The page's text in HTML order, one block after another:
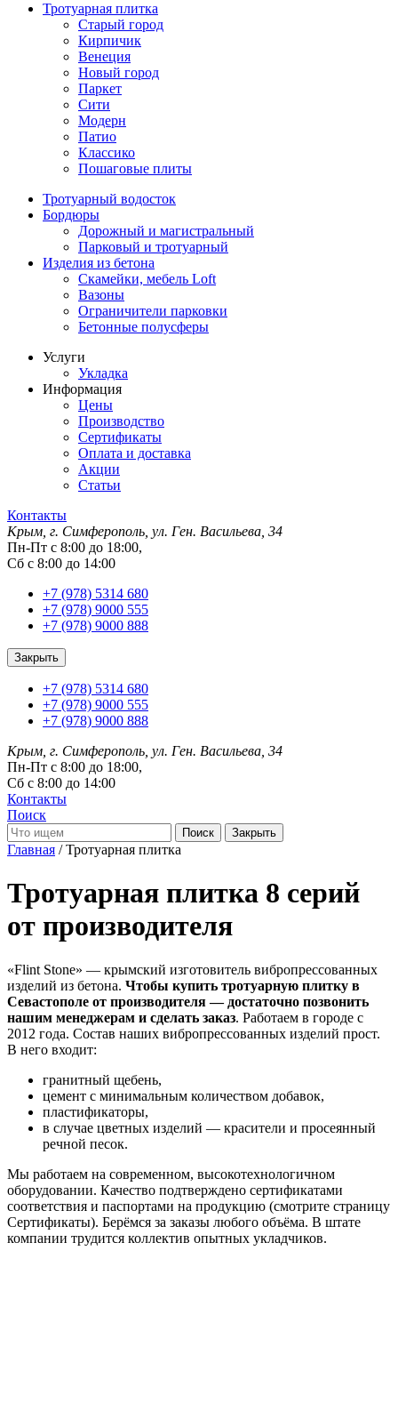
Тротуарная плитка
Старый город
Кирпичик
Венеция
Новый город
Паркет
Сити
Модерн
Патио
Классико
Пошаговые плиты
Тротуарный водосток
Бордюры
Дорожный и магистральный
Парковый и тротуарный
Изделия из бетона
Скамейки, мебель Loft
Вазоны
Ограничители парковки
Бетонные полусферы
Услуги
Укладка
Информация
Цены
Производство
Сертификаты
Оплата и доставка
Акции
Статьи
Контакты
Крым, г. Симферополь, ул. Ген. Васильева, 34
Пн-Пт с 8:00 до 18:00,
Сб с 8:00 до 14:00
+7 (978) 5314 680
+7 (978) 9000 555
+7 (978) 9000 888
Закрыть
+7 (978) 5314 680
+7 (978) 9000 555
+7 (978) 9000 888
Крым, г. Симферополь, ул. Ген. Васильева, 34
Пн-Пт с 8:00 до 18:00,
Сб с 8:00 до 14:00
Контакты
Поиск
Закрыть
Главная / Тротуарная плитка
Тротуарная плитка 8 серий
от производителя
«Flint Stone» — крымский изготовитель вибропрессованных
изделий из бетона. Чтобы купить тротуарную плитку в
Севастополе от производителя — достаточно позвонить
нашим менеджерам и сделать заказ. Работаем в городе с
2012 года. Состав наших вибропрессованных изделий прост.
В него входит:
гранитный щебень,
цемент с минимальным количеством добавок,
пластификаторы,
в случае цветных изделий — красители и просеянный
речной песок.
Мы работаем на современном, высокотехнологичном
оборудовании. Качество подтверждено сертификатами
соответствия и паспортами на продукцию (смотрите страницу
Сертификаты). Берёмся за заказы любого объёма. В штате
компании трудится коллектив опытных укладчиков.